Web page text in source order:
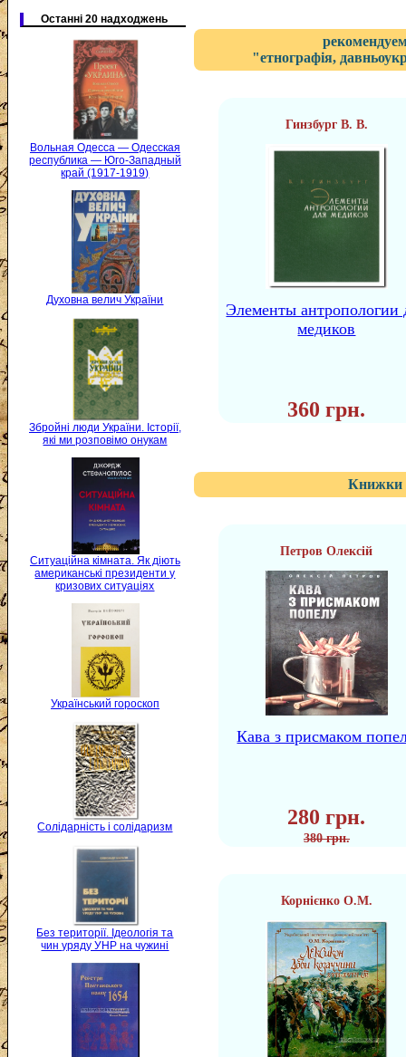
Останні 20 надходжень
Вольная Одесса — Одесская
республика — Юго-Западный
край (1917-1919)
Духовна велич України
Збройні люди України. Історії,
які ми розповімо онукам
Ситуаційна кімната. Як діють
американські президенти у
кризових ситуаціях
Український гороскоп
Солідарність і солідаризм
Без території. Ідеологія та
чин уряду УНР на чужині
"етнографія,
Гинзбург В. В.
Элементы антропологии
медиков
360 грн.
Книжки
Петров Олексій
Кава з присмаком
280 грн.
380 грн.
Корнієнко О.М.